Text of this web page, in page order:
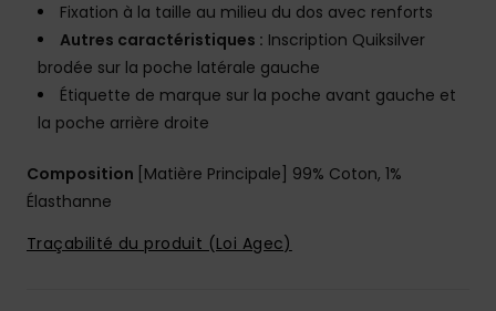
Fixation à la taille au milieu du dos avec renforts
Autres caractéristiques : Inscription Quiksilver
brodée sur la poche latérale gauche
Étiquette de marque sur la poche avant gauche et
la poche arrière droite
Composition [Matière Principale] 99% Coton, 1%
Élasthanne
Traçabilité du produit (Loi Agec)